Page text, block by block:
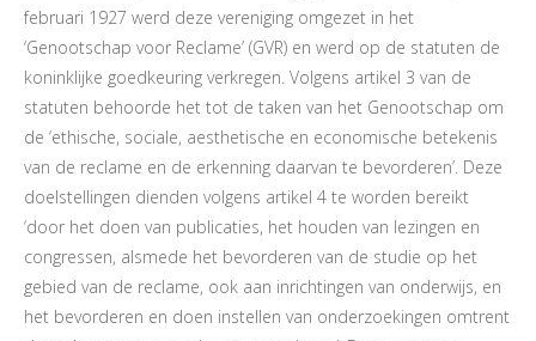
februari 1927 werd deze vereniging omgezet in het
‘Genootschap voor Reclame’ (GVR) en werd op de statuten de
koninklijke goedkeuring verkregen. Volgens artikel 3 van de
statuten behoorde het tot de taken van het Genootschap om
de ‘ethische, sociale, aesthetische en economische betekenis
van de reclame en de erkenning daarvan te bevorderen’. Deze
doelstellingen dienden volgens artikel 4 te worden bereikt
‘door het doen van publicaties, het houden van lezingen en
congressen, alsmede het bevorderen van de studie op het
gebied van de reclame, ook aan inrichtingen van onderwijs, en
het bevorderen en doen instellen van onderzoekingen omtrent